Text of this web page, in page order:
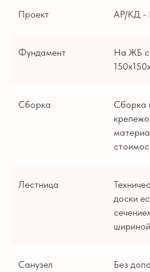
Проект АР/КД -
Фундамент
На ЖБ
Сборка
Сборка
Лестница
доски
Санузел
Без